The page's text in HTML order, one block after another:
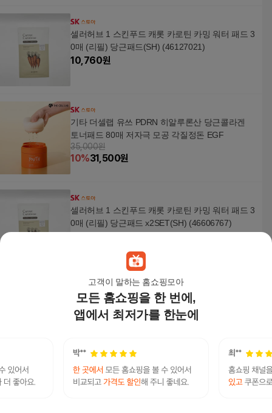
고객이 말하는 홈쇼핑모아
모든 홈쇼핑을 한 번에,
앱에서 최저가를 한눈에
셀러허브 1 스킨푸드 캐롯 카로틴 카밍 워터 패드 3
0매 (리필) 당근패드(SH) (46127021)
10,760원
기타 더셀랩 유쓰 PDRN 히알루론산 당근콜라겐
토너패드 80매 저자극 모공 각질정돈 EGF
35,000원
10%31,500원
셀러허브 1 스킨푸드 캐롯 카로틴 카밍 워터 패드 3
0매 (리필) 당근패드 x2SET(SH) (46606767)
셀러허브 1 스킨푸드 캐롯 카로틴 카밍 워터 패드 3
0매 (본품) 당근패드 x3SET(SH) (46610153)
52,230 원
셀러허브 1 스킨푸드 캐롯 카로틴 카밍 워터 패드 3